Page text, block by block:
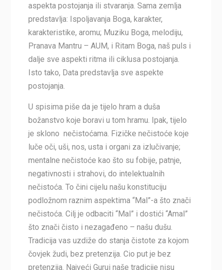
aspekta postojanja ili stvaranja. Sama zemlja
predstavlja: Ispoljavanja Boga, karakter,
karakteristike, aromu; Muziku Boga, melodiju,
Pranava Mantru – AUM, i Ritam Boga, naš puls i
dalje sve aspekti ritma ili ciklusa postojanja.
Isto tako, Data predstavlja sve aspekte
postojanja.
U spisima piše da je tijelo hram a duša
božanstvo koje boravi u tom hramu. Ipak, tijelo
je sklono nečistoćama. Fizičke nečistoće koje
luče oči, uši, nos, usta i organi za izlučivanje;
mentalne nečistoće kao što su fobije, patnje,
negativnosti i strahovi, do intelektualnih
nečistoća. To čini cijelu našu konstituciju
podložnom raznim aspektima “Mal”-a što znači
nečistoća. Cilj je odbaciti “Mal” i dostići “Amal”
što znači čisto i nezagađeno – našu dušu.
Tradicija vas uzdiže do stanja čistote za kojom
čovjek žudi, bez pretenzija. Cio put je bez
pretenzija. Najveći Gurui naše tradicije nisu